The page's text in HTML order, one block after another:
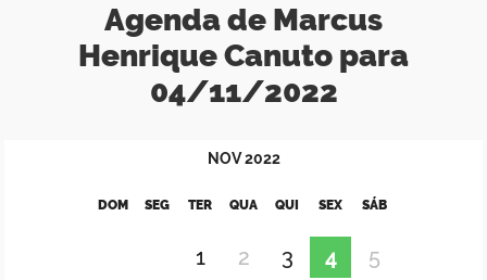
Agenda de Marcus
Henrique Canuto para
04/11/2022
NOV 2022
DOM SEG TER QUA QUI SEX SÁB
1 2 3 4
5